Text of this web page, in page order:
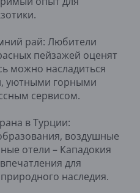
рай: Любители
пейзажей оценят
можно насладиться
уютными горными
сервисом.
в Турции:
воздушные
отели – Кападокия
для
наследия.